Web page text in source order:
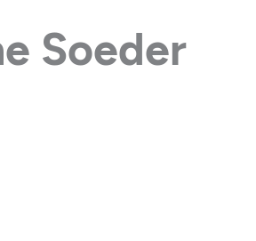
Soeder